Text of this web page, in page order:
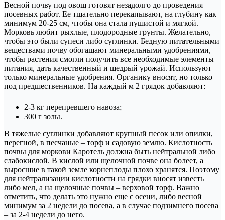
Весной почву под овощ готовят незадолго до проведения
посевных работ. Ее тщательно перекапывают, на глубину как
минимум 20-25 см, чтобы она стала пушистой и мягкой.
Морковь любит рыхлые, плодородные грунты. Желательно,
чтобы это были супеси либо суглинки. Бедную питательными
веществами почву обогащают минеральными удобрениями,
чтобы растения смогли получить все необходимые элементы
питания, дать качественный и щедрый урожай. Используют
только минеральные удобрения. Органику вносят, но только
под предшественников. На каждый м 2 грядок добавляют:
2-3 кг перепревшего навоза;
300 г золы.
В тяжелые суглинки добавляют крупный песок или опилки,
перегной, в песчаные – торф и садовую землю. Кислотность
почвы для моркови Каротель должна быть нейтральной либо
слабокислой. В кислой или щелочной почве она болеет, а
выросшие в такой земле корнеплоды плохо хранятся. Поэтому
для нейтрализации кислотности на грядки вносят известь
либо мел, а на щелочные почвы – верховой торф. Важно
отметить, что делать это нужно еще с осени, либо весной
минимум за 2 недели до посева, а в случае подзимнего посева
– за 2-4 недели до него.